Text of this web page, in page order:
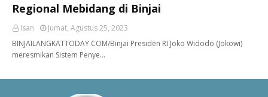
Regional Mebidang di Binjai
Isan
Jumat, Agustus 25, 2023
BINJAILANGKATTODAY.COM/Binjai Presiden RI Joko Widodo (Jokowi)
meresmikan Sistem Penye…